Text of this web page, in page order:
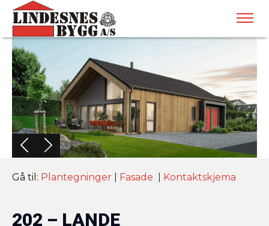
Gå til: Plantegninger Fasade Kontaktskjema
202 – LANDE